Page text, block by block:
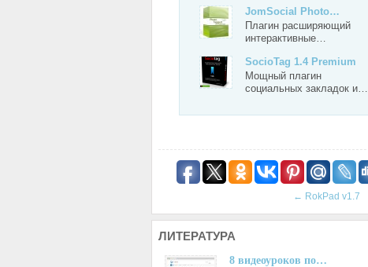
JomSocial Photo…
Плагин расширяющий
интерактивные…
SocioTag 1.4 Premium
Мощный плагин
социальных закладок и…
← RokPad v1.7
ЛИТЕРАТУРА
8 видеоуроков по…